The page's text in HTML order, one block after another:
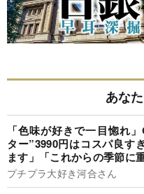
あな
「色味が好きで一目惚れ
ター”3990円はコスパ良す
ます」「これからの季節に
プチプラ大好き河合さん